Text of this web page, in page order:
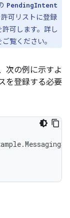
PendingIntent
可リストに登録
可します。詳し
ご覧ください。
次の例に示すよ
を登録する必要